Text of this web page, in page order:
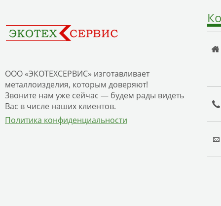
ООО «ЭКОТЕХСЕРВИС» изготавливает
металлоизделия, которым доверяют!
Звоните нам уже сейчас — будем рады видеть
Вас в числе наших клиентов.
Политика конфиденциальности